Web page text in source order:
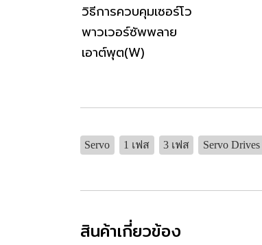
วิธีการควบคุมเซอร์โว
พาวเวอร์ซัพพลาย
เอาต์พุต(W)
Servo 1 เฟส 3 เฟส Servo Drives
สินค้าเกี่ยวข้อง